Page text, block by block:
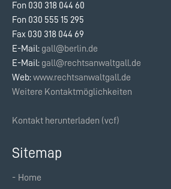
Fon 030 318 044 60
Fon 030 555 15 295
Fax 030 318 044 69
E-Mail: gall@berlin.de
E-Mail: gall@rechtsanwaltgall.de
Web:www.rechtsanwaltgall.de
Weitere Kontaktmöglichkeiten
Kontakt herunterladen (vcf)
Sitemap
Home